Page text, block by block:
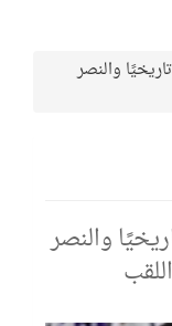
والنصر
والنصر